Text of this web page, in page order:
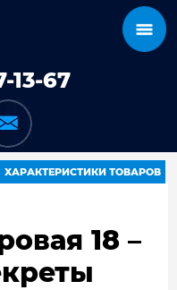
13-67
КАТАЛОГ
ХАРАКТЕРИСТИКИ ТОВАРОВ
18 –